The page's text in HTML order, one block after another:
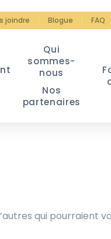
joindre Blogue FAQ
Qui
sommes-
nous
Nos
partenaires
qui pourraient